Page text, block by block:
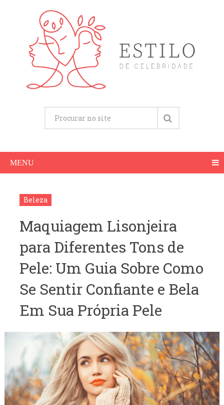
MENU
Beleza
Maquiagem Lisonjeira
para Diferentes Tons de
Pele: Um Guia Sobre Como
Se Sentir Confiante e Bela
Em Sua Própria Pele